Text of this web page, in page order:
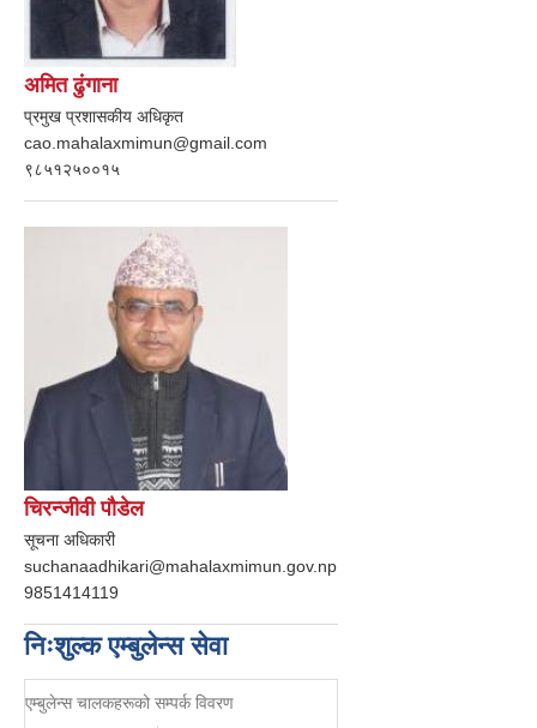
अमित ढुंगाना
प्रमुख प्रशासकीय अधिकृत
cao.mahalaxmimun@gmail.com
९८५१२५००१५
चिरन्जीवी पौडेल
सूचना अधिकारी
suchanaadhikari@mahalaxmimun.gov.np
9851414119
निःशुल्क एम्बुलेन्स सेवा
एम्बुलेन्स चालकहरूको सम्पर्क विवरण